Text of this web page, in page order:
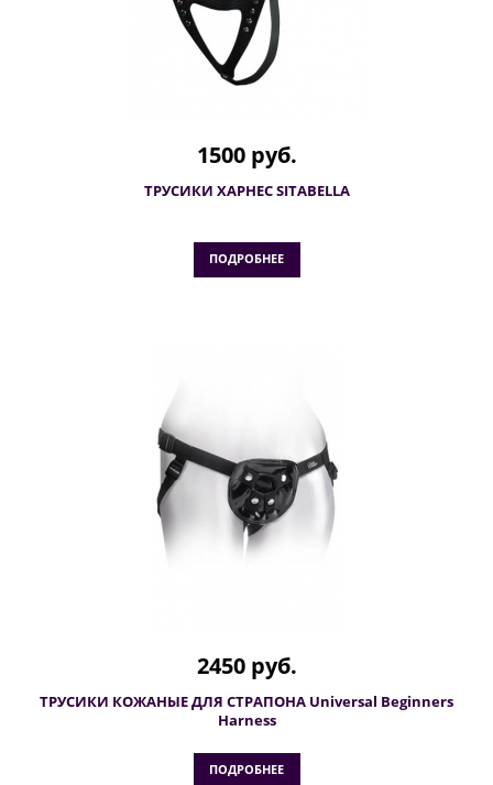
1500 руб.
ТРУСИКИ ХАРНЕС SITABELLA
ПОДРОБНЕЕ
2450 руб.
ТРУСИКИ КОЖАНЫЕ ДЛЯ СТРАПОНА Universal Beginners
Harness
ПОДРОБНЕЕ